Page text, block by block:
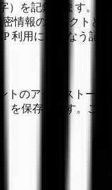
）を記録します。こ
情報のリダクトと
利用にともなう記録
トのアクセストーク
を保存します。こ